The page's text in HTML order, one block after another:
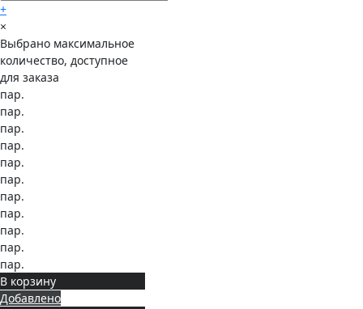
+
×
Выбрано максимальное
количество, доступное
для заказа
пар.
пар.
пар.
пар.
пар.
пар.
пар.
пар.
пар.
пар.
пар.
В корзину
Добавлено